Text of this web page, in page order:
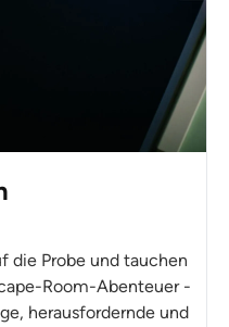
die Probe und tauchen
Room-Abenteuer -
herausfordernde und